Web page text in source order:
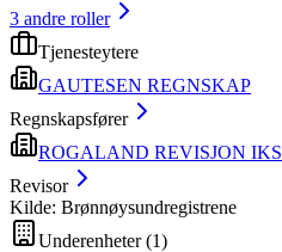
3 andre roller
Tjenesteytere
GAUTESEN REGNSKAP
Regnskapsfører
ROGALAND REVISJON IKS
Revisor
Kilde: Brønnøysundregistrene
Underenheter(1)